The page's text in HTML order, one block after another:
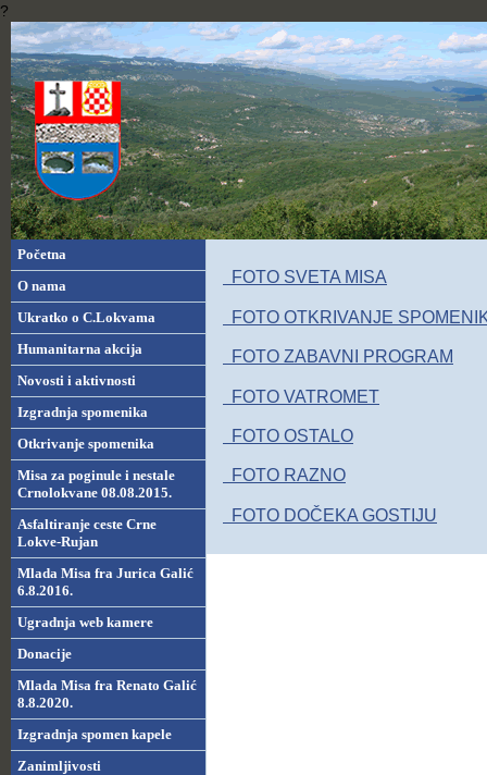
?
Početna
O nama
Ukratko o C.Lokvama
Humanitarna akcija
Novosti i aktivnosti
Izgradnja spomenika
Otkrivanje spomenika
Misa za poginule i nestale
Crnolokvane 08.08.2015.
Asfaltiranje ceste Crne
Lokve-Rujan
Mlada Misa fra Jurica Galić
6.8.2016.
Ugradnja web kamere
Donacije
Mlada Misa fra Renato Galić
8.8.2020.
Izgradnja spomen kapele
Zanimljivosti
FOTO SVETA MISA
FOTO OTKRIVANJE
FOTO ZABAVNI PROGRAM
FOTO VATROMET
FOTO OSTALO
FOTO RAZNO
FOTO DOČEKA GOSTIJU